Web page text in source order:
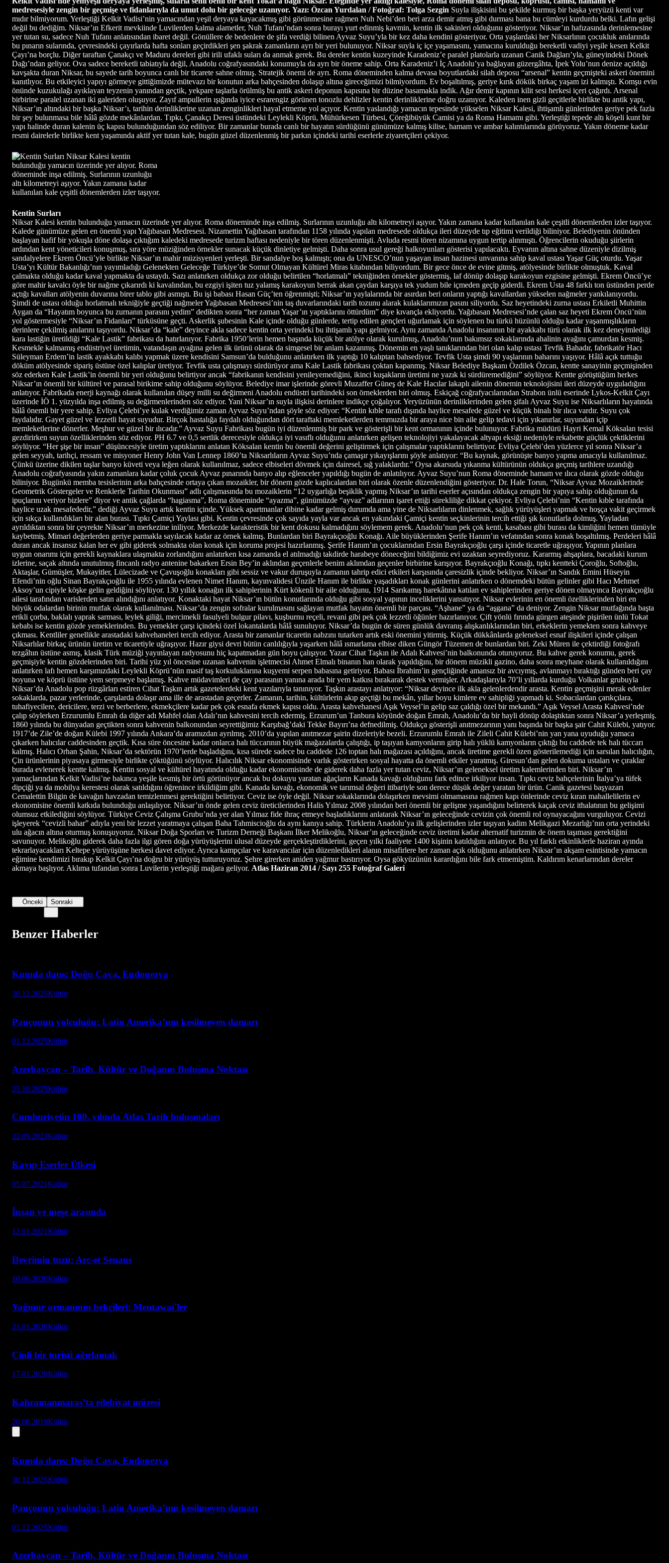
medresesiyle zengin bir geçmişe ve fidanlarıyla da umut dolu bir geleceğe uzanıyor. Yazı: Özcan Yurdalan / Fotoğraf: Tolga Sezgin Suyla ilişkisini bu şekilde kurmuş bir başka yeryüzü kenti var
mıdır bilmiyorum. Yerleştiği Kelkit Vadisi’nin yamacından yeşil deryaya kayacakmış gibi görünmesine rağmen Nuh Nebi’den beri arza demir atmış gibi durması bana bu cümleyi kurdurdu belki. Lafın gelişi
değil bu dediğim. Niksar’ın Efkerit mevkiinde Luvilerden kalma alametler, Nuh Tufanı’ndan sonra burayı yurt edinmiş kavmin, kentin ilk sakinleri olduğunu gösteriyor. Niksar’ın hafızasında derinlemesine
yer tutan su, sadece Nuh Tufanı anlatısından ibaret değil. Gönüllere de bedenlere de şifa verdiği bilinen Ayvaz Suyu’yla bir kez daha kendini gösteriyor. Orta yaşlardaki her Niksarlının çocukluk anılarında
bu pınarın sularında, çevresindeki çayırlarda hafta sonları geçirdikleri şen şakrak zamanların ayrı bir yeri bulunuyor. Niksar suyla iç içe yaşamasını, yamacına kurulduğu bereketli vadiyi yeşile kesen Kelkit
Çayı’na borçlu. Diğer taraftan Çanakçı ve Maduru dereleri gibi irili ufaklı suları da anmak gerek. Bu dereler kentin kuzeyinde Karadeniz’e paralel platolarla uzanan Canik Dağları’yla, güneyindeki Dönek
Dağı’ndan geliyor. Ova sadece bereketli tabiatıyla değil, Anadolu coğrafyasındaki konumuyla da ayrı bir öneme sahip. Orta Karadeniz’i İç Anadolu’ya bağlayan güzergâhta, İpek Yolu’nun denize açıldığı
kavşakta duran Niksar, bu sayede tarih boyunca canlı bir ticarete sahne olmuş. Stratejik önemi de ayrı. Roma döneminden kalma devasa boyutlardaki silah deposu “arsenal” kentin geçmişteki askeri önemini
kanıtlıyor. Bu etkileyici yapıyı görmeye gittiğimizde mütevazı bir konutun arka bahçesinden dolaşıp altına gireceğimizi bilmiyordum. Ev boşaltılmış, geriye kırık dökük birkaç yaşam izi kalmıştı. Komşu evin
önünde kuzukulağı ayıklayan teyzenin yanından geçtik, yekpare taşlarla örülmüş bu antik askeri deponun kapısına bir düzine basamakla indik. Ağır demir kapının kilit sesi herkesi içeri çağırdı. Arsenal
birbirine paralel uzanan iki galeriden oluşuyor. Zayıf ampullerin ışığında iyice esrarengiz görünen tonozlu dehlizler kentin derinliklerine doğru uzanıyor. Kaleden inen gizli geçitlerle birlikte bu antik yapı,
Niksar’ın altındaki bir başka Niksar’ı, tarihin derinliklerine uzanan zenginlikleri hayal etmeme yol açıyor. Kentin yaslandığı yamacın tepesinde yükselen Niksar Kalesi, ihtişamlı günlerinden geriye pek fazla
bir şey bulunmasa bile hâlâ gözde mekânlardan. Tıpkı, Çanakçı Deresi üstündeki Leylekli Köprü, Mühürkesen Türbesi, Çöreğibüyük Camisi ya da Roma Hamamı gibi. Yerleştiği tepede altı köşeli kunt bir
yapı halinde duran kalenin üç kapısı bulunduğundan söz ediliyor. Bir zamanlar burada canlı bir hayatın sürdüğünü günümüze kalmış kilise, hamam ve ambar kalıntılarında görüyoruz. Yakın döneme kadar
resmi dairelerle birlikte kent yaşamında aktif yer tutan kale, bugün güzel düzenlenmiş bir parkın içindeki tarihi eserlerle ziyaretçileri çekiyor.
Kentin Surları
Niksar Kalesi kentin bulunduğu yamacın üzerinde yer alıyor. Roma döneminde inşa edilmiş. Surlarının uzunluğu altı kilometreyi aşıyor. Yakın zamana kadar kullanılan kale çeşitli dönemlerden izler taşıyor. Kalede günümüze gelen en önemli yapı Yağıbasan Medresesi. Nizamettin Yağıbasan tarafından 1158 yılında yapılan medresede oldukça ileri düzeyde tıp eğitimi verildiği biliniyor. Belediyenin önünden başlayan hafif bir yokuşla döne dolaşa çıktığım kaledeki medresede turizm haftası nedeniyle bir tören düzenlenmişti. Avluda resmi tören nizamına uygun tertip alınmıştı. Öğrencilerin okuduğu şiirlerin ardından kent yöneticileri konuşmuş, sıra yöre müziğinden örnekler sunacak küçük dinletiye gelmişti. Daha sonra usul gereği halkoyunları gösterisi yapılacaktı. Eyvanın altına sahne düzeniyle dizilmiş sandalyelere Ekrem Öncü’yle birlikte Niksar’ın mahir müzisyenleri yerleşti. Bir sandalye boş kalmıştı; ona da UNESCO’nun yaşayan insan hazinesi unvanına sahip kaval ustası Yaşar Güç oturdu. Yaşar Usta’yı Kültür Bakanlığı’nın yayımladığı Gelenekten Geleceğe Türkiye’de Somut Olmayan Kültürel Miras kitabından biliyordum. Bir gece önce de evine gitmiş, atölyesinde birlikte olmuştuk. Kaval çalmakta olduğu kadar kaval yapmakta da ustaydı. Sazı anlatırken oldukça zor olduğu belirtilen “horlatmalı” tekniğinden örnekler göstermiş, laf dönüp dolaşıp karakoyun ezgisine gelmişti. Ekrem Öncü’ye göre mahir kavalcı öyle bir nağme çıkarırdı ki kavalından, bu ezgiyi işiten tuz yalamış karakoyun berrak akan çaydan karşıya tek yudum bile içmeden geçip giderdi. Ekrem Usta 48 farklı ton üstünden perde açtığı kavalları atölyenin duvarına birer tablo gibi asmıştı. Bu işi babası Hasan Güç’ten öğrenmişti; Niksar’ın yaylalarında bir asırdan beri onların yaptığı kavallardan yükselen nağmeler yankılanıyordu. Şimdi de ustası olduğu horlatmalı tekniğiyle geçtiği nağmeler Yağıbasan Medresesi’nin taş duvarlarındaki tarih tozunu alarak kulaklarımızın pasını siliyordu. Saz heyetindeki zurna ustası Erkiletli Muhittin Aygan da “Hayatım boyunca bu zurnanın parasını yedim” dedikten sonra “her zaman Yaşar’ın yaptıklarını öttürdüm” diye kıvançla ekliyordu. Yağıbasan Medresesi’nde çalan saz heyeti Ekrem Öncü’nün yol göstermesiyle “Niksar’ın Fidanları” türküsüne geçti. Askerlik şubesinin Kale içinde olduğu günlerde, tertip edilen gençleri uğurlamak için söylenen bu türkü hüzünlü olduğu kadar yaşanmışlıkların derinlere çekilmiş anılarını taşıyordu. Niksar’da “kale” deyince akla sadece kentin orta yerindeki bu ihtişamlı yapı gelmiyor. Aynı zamanda Anadolu insanının bir ayakkabı türü olarak ilk kez deneyimlediği kara lastiğin üretildiği “Kale Lastik” fabrikası da hatırlanıyor. Fabrika 1950’lerin hemen başında küçük bir atölye olarak kurulmuş, Anadolu’nun bakımsız sokaklarında ahalinin ayağını çamurdan kesmiş. Kesmekle kalmamış endüstriyel üretimin, vatandaşın ayağına gelen ilk ürünü olarak da simgesel bir anlam kazanmış. Dönemin en yaşlı tanıklarından biri olan kalıp ustası Tevfik Bahadır, fabrikatör Hacı Süleyman Erdem’in lastik ayakkabı kalıbı yapmak üzere kendisini Samsun’da bulduğunu anlatırken ilk yaptığı 10 kalıptan bahsediyor. Tevfik Usta şimdi 90 yaşlarının baharını yaşıyor. Hâlâ açık tuttuğu döküm atölyesinde sipariş üstüne özel kalıplar üretiyor. Tevfik usta çalışmayı sürdürüyor ama Kale Lastik fabrikası çoktan kapanmış. Niksar Belediye Başkanı Özdilek Özcan, kentte sanayinin geçmişinden söz ederken Kale Lastik’in önemli bir yeri olduğunu belirtiyor ancak “fabrikanın kendisini yenileyemediğini, ikinci kuşakların üretimi ne yazık ki sürdüremediğini” söylüyor. Kentte görüştüğüm herkes Niksar’ın önemli bir kültürel ve parasal birikime sahip olduğunu söylüyor. Belediye imar işlerinde görevli Muzaffer Güneş de Kale Hacılar lakaplı ailenin dönemin teknolojisini ileri düzeyde uyguladığını anlatıyor. Fabrikada enerji kaynağı olarak kullanılan düşey milli su değirmeni Anadolu endüstri tarihindeki son örneklerden biri olmuş. Eskiçağ coğrafyacılarından Strabon ünlü eserinde Lykos-Kelkit Çayı üzerinde İÖ 1. yüzyılda inşa edilmiş su değirmenlerinden söz ediyor. Yani Niksar’ın suyla ilişkisi derinlere indikçe çoğalıyor. Yeryüzünün derinliklerinden gelen şifalı Ayvaz Suyu ise Niksarlıların hayatında hâlâ önemli bir yere sahip. Evliya Çelebi’ye kulak verdiğimiz zaman Ayvaz Suyu’ndan şöyle söz ediyor: “Kentin kıble tarafı dışında haylice mesafede güzel ve küçük binalı bir ılıca vardır. Suyu çok faydalıdır. Gayet güzel ve lezzetli hayat suyudur. Birçok hastalığa faydalı olduğundan dört taraftaki memleketlerden temmuzda bir araya nice bin aile gelip tedavi için yıkanırlar, suyundan içip memleketlerine dönerler. Meşhur ve güzel bir ılıcadır.” Ayvaz Suyu Fabrikası bugün iyi düzenlenmiş bir park ve gösterişli bir kent ormanının içinde bulunuyor. Fabrika müdürü Hayri Kemal Köksalan tesisi gezdirirken suyun özelliklerinden söz ediyor. PH 6.7 ve 0,5 sertlik derecesiyle oldukça iyi vasıflı olduğunu anlatırken gelişen teknolojiyi yakalayacak altyapı eksiği nedeniyle rekabette güçlük çektiklerini söylüyor. “Her şişe bir insan” düşüncesiyle üretim yaptıklarını anlatan Köksalan kentin bu önemli değerini geliştirmek için çalışmalar yaptıklarını belirtiyor. Evliya Çelebi’den yüzlerce yıl sonra Niksar’a gelen seyyah, tarihçi, ressam ve misyoner Henry John Van Lennep 1860’ta Niksarlıların Ayvaz Suyu’nda çamaşır yıkayışlarını şöyle anlatıyor: “Bu kaynak, görünüşte banyo yapma amacıyla kullanılmaz. Çünkü üzerine dikilen taşlar banyo küveti veya leğen olarak kullanılmaz, sadece elbiseleri dövmek için dairesel, sığ yalaklardır.” Oysa akarsuda yıkanma kültürünün oldukça geçmiş tarihlere uzandığı Anadolu coğrafyasında yakın zamanlara kadar çoluk çocuk Ayvaz pınarında banyo alıp eğlenceler yapıldığı bugün de anlatılıyor. Ayvaz Suyu’nun Roma döneminde hamam ve ılıca olarak gözde olduğu biliniyor. Bugünkü memba tesislerinin arka bahçesinde ortaya çıkan mozaikler, bir dönem gözde kaplıcalardan biri olarak özenle düzenlendiğini gösteriyor. Dr. Hale Torun, “Niksar Ayvaz Mozaiklerinde Geometrik Göstergeler ve Renklerle Tarihin Okunması” adlı çalışmasında bu mozaiklerin “12 uygarlığa beşiklik yapmış Niksar’ın tarihi eserler açısından oldukça zengin bir yapıya sahip olduğunun da ipuçlarını veriyor bizlere” diyor ve antik çağlarda “hagiasma”, Roma döneminde “ayazma”, günümüzde “ayvaz” adlarının işaret ettiği sürekliliğe dikkat çekiyor. Evliya Çelebi’nin “Kentin kıble tarafında haylice uzak mesafededir,” dediği Ayvaz Suyu artık kentin içinde. Yüksek apartmanlar dibine kadar gelmiş durumda ama yine de Niksarlıların dinlenmek, sağlık yürüyüşleri yapmak ve hoşça vakit geçirmek için sıkça kullandıkları bir alan burası. Tıpkı Çamiçi Yaylası gibi. Kentin çevresinde çok sayıda yayla var ancak en yakındaki Çamiçi kentin seçkinlerinin tercih ettiği şık konutlarla dolmuş. Yayladan ayrıldıktan sonra bir çeyrekte Niksar’ın merkezine iniliyor. Merkezde karakteristik bir kent dokusu kalmadığını söylemem gerek. Anadolu’nun pek çok kenti, kasabası gibi burası da kimliğini hemen tümüyle kaybetmiş. Mimari değerlerden geriye parmakla sayılacak kadar az örnek kalmış. Bunlardan biri Bayrakçıoğlu Konağı. Aile büyüklerinden Şerife Hanım’ın vefatından sonra konak boşaltılmış. Perdeleri hâlâ duran ancak insansız kalan her ev gibi giderek solmakta olan konak için koruma projesi hazırlanmış. Şerife Hanım’ın çocuklarından Ersin Bayrakçıoğlu çarşı içinde ticaretle uğraşıyor. Yapının planlara uygun onarımı için gerekli kaynaklara ulaşmakta zorlandığını anlatırken kısa zamanda el atılmadığı takdirde harabeye döneceğini bildiğimiz evi uzaktan seyrediyoruz. Kararmış ahşaplara, bacadaki kurum izlerine, saçak altında unutulmuş fincanlı radyo antenine bakarken Ersin Bey’in aklından geçenlerle benim aklımdan geçenler birbirine karışıyor. Bayrakçıoğlu Konağı, tıpkı kentteki Çoroğlu, Softoğlu, Aktaşlar, Gümüşler, Mukayitler, Lülecizade ve Çavuşoğlu konakları gibi sessiz ve vakur duruşuyla zamanın tahrip edici etkileri karşısında çaresizlik içinde bekliyor. Niksar’ın Sandık Emini Hüseyin Efendi’nin oğlu Sinan Bayrakçıoğlu ile 1955 yılında evlenen Nimet Hanım, kayınvalidesi Ünzile Hanım ile birlikte yaşadıkları konak günlerini anlatırken o dönemdeki bütün gelinler gibi Hacı Mehmet Aksoy’un cipiyle köşke gelin geldiğini söylüyor. 130 yıllık konağın ilk sahiplerinin Kürt kökenli bir aile olduğunu, 1914 Sarıkamış harekâtına katılan ev sahiplerinden geriye dönen olmayınca Bayrakçıoğlu ailesi tarafından varislerden satın alındığını anlatıyor. Konaktaki hayat Niksar’ın bütün konutlarında olduğu gibi sosyal yapının inceliklerini yansıtıyor. Niksar evlerinin en önemli özelliklerinden biri en büyük odalardan birinin mutfak olarak kullanılması. Niksar’da zengin sofralar kurulmasını sağlayan mutfak hayatın önemli bir parçası. “Aşhane” ya da “aşgana” da deniyor. Zengin Niksar mutfağında başta erikli çorba, baklalı yaprak sarması, leylek giliği, mercimekli fasulyeli bulgur pilavı, kuşburnu reçeli, revani gibi pek çok lezzetli öğünler hazırlanıyor. Çift yönlü fırında gürgen ateşinde pişirilen ünlü Tokat kebabı ise kentin gözde yemeklerinden. Bu yemekler çarşı içindeki özel lokantalarda hâlâ sunuluyor. Niksar’da bugün de süren günlük davranış alışkanlıklarından biri, erkeklerin yemekten sonra kahveye çıkması. Kentliler genellikle arastadaki kahvehaneleri tercih ediyor. Arasta bir zamanlar ticaretin nabzını tutarken artık eski önemini yitirmiş. Küçük dükkânlarda geleneksel esnaf ilişkileri içinde çalışan Niksarlılar birkaç ürünün üretim ve ticaretiyle uğraşıyor. Hazır giysi devri bütün canlılığıyla yaşarken hâlâ ısmarlama elbise diken Güngör Tüzemen de bunlardan biri. Zeki Müren ile çektirdiği fotoğrafı tezgâhın üstüne asmış, klasik Türk müziği yayınlayan radyosunu hiç kapatmadan gün boyu çalışıyor. Yazar Cihat Taşkın ile Adalı Kahvesi’nin balkonunda oturuyoruz. Bu kahve gerek konumu, gerek geçmişiyle kentin gözdelerinden biri. Tarihi yüz yıl öncesine uzanan kahvenin işletmecisi Ahmet Elmalı binanın han olarak yapıldığını, bir dönem müzikli gazino, daha sonra meyh
Atlas Haziran 2014 / Sayı 255 Fotoğraf Galeri
Önceki Sonraki
Benzer Haberler
Kumda dans: Doğu Cava, Endonezya
30.12.2025Kültür
Pançonun yolculuğu: Latin Amerika’nın kesilmeyen damarı
01.12.2025Kültür
Azerbaycan – Tarih, Kültür ve Doğanın Buluşma Noktası
25.10.2025Kültür
Cumhuriyetin 100. yılında Atlas Tarih buluşmaları
22.09.2023Kültür
Kayıp Eserler Ülkesi
05.07.2021Kültür
İnsan ve meşe arasında
12.01.2021Kültür
Devrimin tuzu: Arc-et Senans
10.06.2020Kültür
Yağmur ormanının bekçileri: Mentawai'ler
21.01.2020Kültür
Çinli bir turisti ağırlamak
17.01.2020Kültür
Kahramanmaraş’ta edebiyat müzesi
20.08.2019Kültür
Kumda dans: Doğu Cava, Endonezya
30.12.2025Kültür
Pançonun yolculuğu: Latin Amerika’nın kesilmeyen damarı
01.12.2025Kültür
Azerbaycan – Tarih, Kültür ve Doğanın Buluşma Noktası